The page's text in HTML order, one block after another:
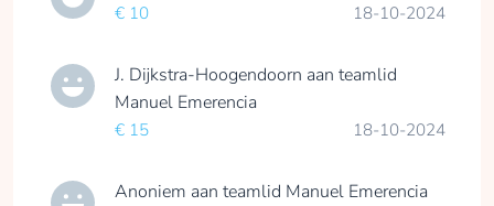
€ 10 18-10-2024
J. Dijkstra-Hoogendoorn aan teamlid
Manuel Emerencia
€ 15 18-10-2024
Anoniem aan teamlid Manuel Emerencia